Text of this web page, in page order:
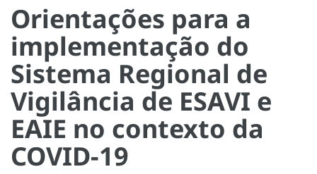
Orientações para a
implementação do
Sistema Regional de
Vigilância de ESAVI e
EAIE no contexto da
COVID-19